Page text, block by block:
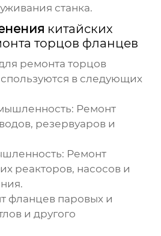
станка.
китайских
торцов фланцев
ремонта торцов
в следующих
Ремонт
резервуаров и
Ремонт
реакторов, насосов и
фланцев паровых и
и другого